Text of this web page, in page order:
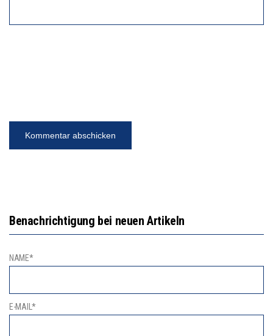
Benachrichtigung bei neuen Artikeln
NAME*
E-MAIL*